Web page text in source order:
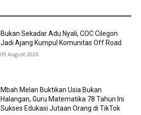
Bukan Sekadar Adu Nyali, COC Cilegon
Jadi Ajang Kumpul Komunitas Off Road
09 August 2026
Mbah Melan Buktikan Usia Bukan
Halangan, Guru Matematika 78 Tahun Ini
Sukses Edukasi Jutaan Orang di TikTok